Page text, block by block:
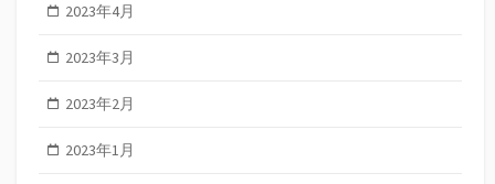
2023年4月
2023年3月
2023年2月
2023年1月